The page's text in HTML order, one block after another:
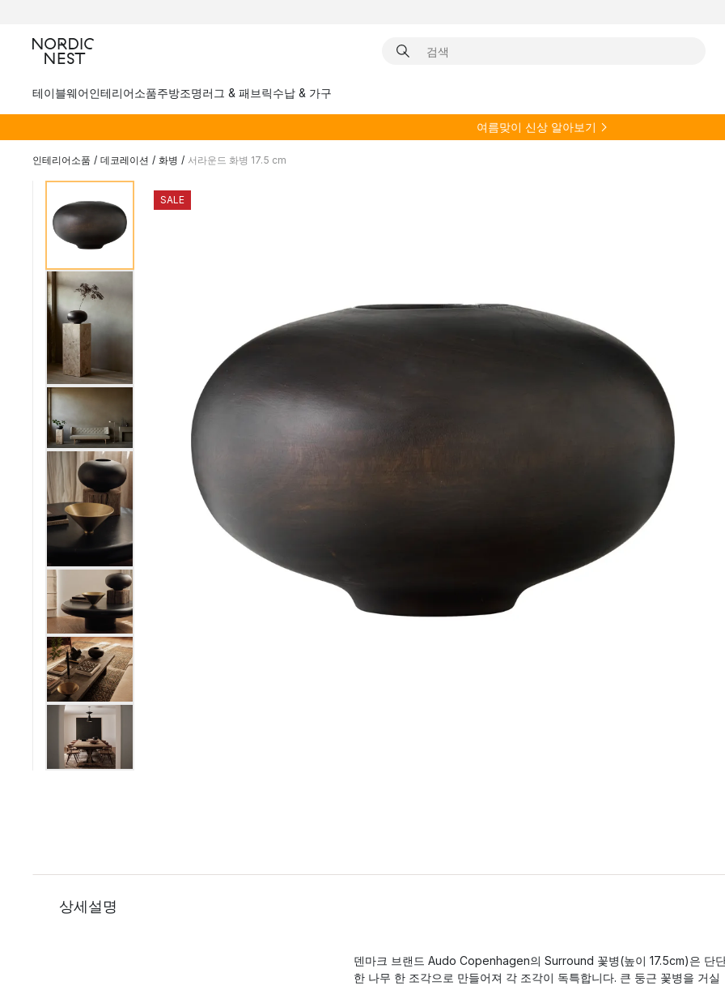
테이블웨어인테리어소품주방조명러그 & 패브릭수납 & 가구
여름맞이 신상 알아보기
인테리어소품 / 데코레이션 / 화병 / 서라운드 화병 17.5 cm
SALE
상세설명
덴마크 브랜드 Audo Copenhagen의 Surround 꽃병(높이 17.5cm)은 단
한 나무 한 조각으로 만들어져 각 조각이 독특합니다. 큰 둥근 꽃병을 거실